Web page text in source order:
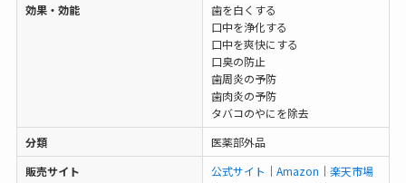
効果・効能
歯を白くする
口中を浄化する
口中を爽快にする
口臭の防止
歯周炎の予防
歯肉炎の予防
タバコのやにを除去
分類
医薬部外品
販売サイト
公式サイト ｜ Amazon ｜ 楽天市場